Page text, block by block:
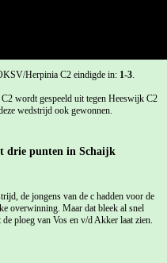
Herpinia C2 eindigde in: 1-3.
wordt gespeeld uit tegen Heeswijk C2
wedstrijd ook gewonnen.
drie punten in Schaijk
de jongens van de c hadden voor de
overwinning. Maar dat bleek al snel
ploeg van Vos en v/d Akker laat zien.
en de eerste beste kans is meteen
heen, nadat Roy Lam hem